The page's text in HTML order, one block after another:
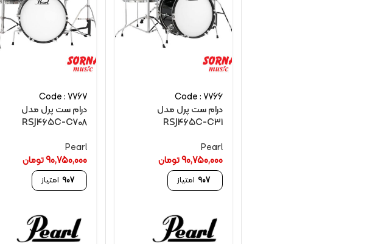
Code : 7766
درام ست پرل مدل
RSJ465C-C31
Pearl
90,750,000تومان
907 امتیاز
Code : 7767
درام ست پرل مدل
RSJ465C-C708
Pearl
90,750,000تومان
907 امتیاز